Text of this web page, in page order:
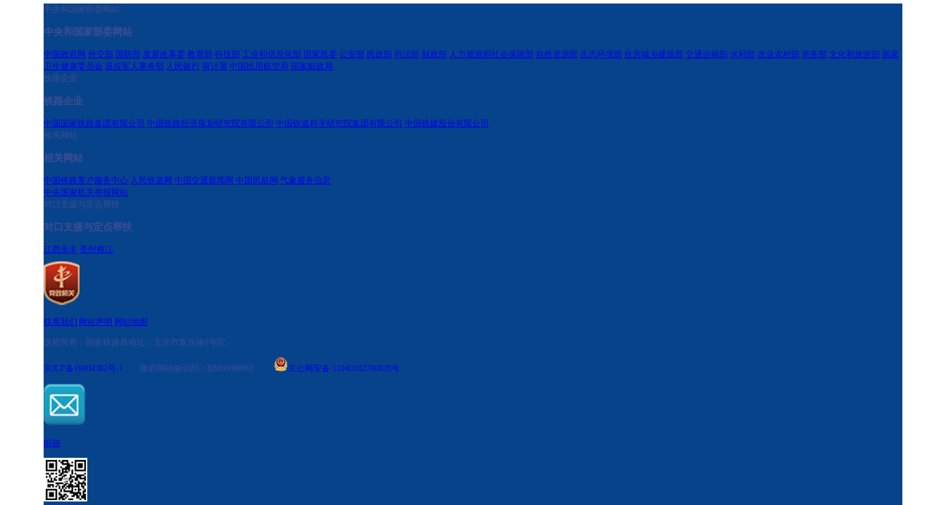
中央和国家部委网站
中央和国家部委网站
中国政府网 外交部 国防部 发展改革委 教育部 科技部 工业和信息化部 国家民委 公安部 民政部 司法部 财政部 人力资源和社会保障部 自然资源部 生态环境部 住房城乡建设部 交通运输部 水利部 农业农村部 商务部 文化和旅游部 国家
卫生健康委员会 退役军人事务部 人民银行 审计署 中国民用航空局 国家邮政局
铁路企业
铁路企业
中国国家铁路集团有限公司 中国铁路经济规划研究院有限公司 中国铁道科学研究院集团有限公司 中国铁建股份有限公司
相关网站
相关网站
中国铁路客户服务中心 人民铁道网 中国交通新闻网 中国民航网 气象服务信息
中央国家机关举报网站
对口支援与定点帮扶
对口支援与定点帮扶
江西永丰 贵州榕江
联系我们 网站声明 网站地图
版权所有：国家铁路局地址：北京市复兴路6号院
京ICP备19004382号-1 政府网站标识码：BM69000001 京公网安备 11040102700028号
邮箱